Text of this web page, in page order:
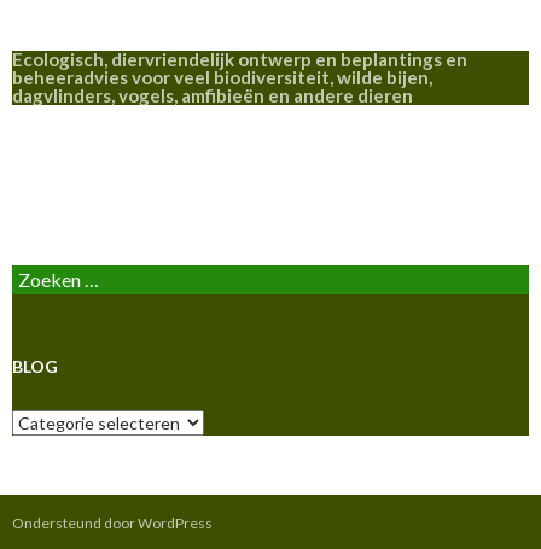
Ecologisch, diervriendelijk ontwerp en beplantings en
beheeradvies voor veel biodiversiteit, wilde bijen,
dagvlinders, vogels, amfibieën en andere dieren
Zoeken
naar:
BLOG
Blog
Ondersteund door WordPress